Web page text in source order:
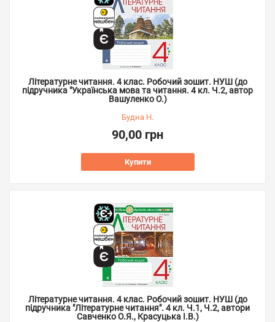
Літературне читання. 4 клас. Робочий зошит. НУШ (до
підручника "Українська мова та читання. 4 кл. Ч.2, автор
Вашуленко О.)
Будна Н.
90,00 грн
Купити
Літературне читання. 4 клас. Робочий зошит. НУШ (до
підручника "Літературне читання". 4 кл. Ч.1, Ч.2, автори
Савченко О.Я., Красуцька І.В.)